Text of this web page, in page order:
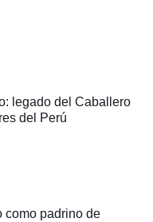
legado del Caballero
del Perú
como padrino de